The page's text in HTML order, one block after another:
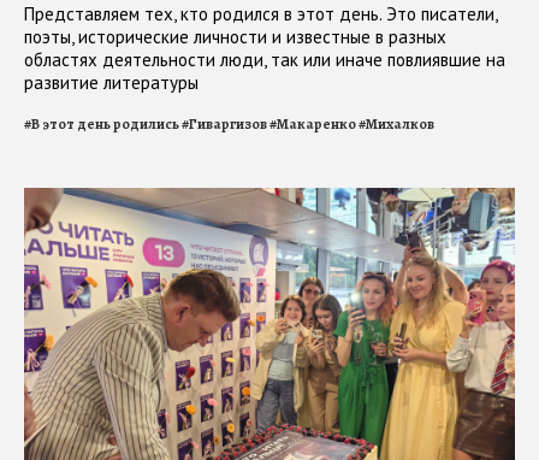
Представляем тех, кто родился в этот день. Это писатели,
поэты, исторические личности и известные в разных
областях деятельности люди, так или иначе повлиявшие на
развитие литературы
#В этот день родились#Гиваргизов#Макаренко#Михалков